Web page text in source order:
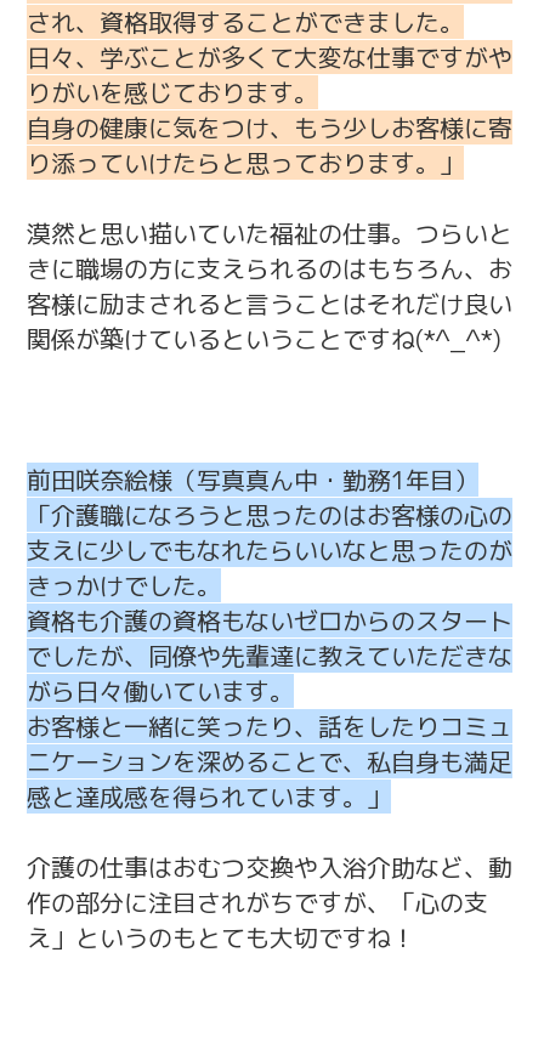
され、資格取得することができました。
日々、学ぶことが多くて大変な仕事ですがや
りがいを感じております。
自身の健康に気をつけ、もう少しお客様に寄
り添っていけたらと思っております。」
漠然と思い描いていた福祉の仕事。つらいと
きに職場の方に支えられるのはもちろん、お
客様に励まされると言うことはそれだけ良い
関係が築けているということですね(*^_^*)
前田咲奈絵様（写真真ん中・勤務1年目）
「介護職になろうと思ったのはお客様の心の
支えに少しでもなれたらいいなと思ったのが
きっかけでした。
資格も介護の資格もないゼロからのスタート
でしたが、同僚や先輩達に教えていただきな
がら日々働いています。
お客様と一緒に笑ったり、話をしたりコミュ
ニケーションを深めることで、私自身も満足
感と達成感を得られています。」
介護の仕事はおむつ交換や入浴介助など、動
作の部分に注目されがちですが、「心の支
え」というのもとても大切ですね！